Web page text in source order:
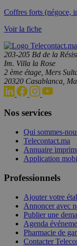
Coffres forts (négoce,
Voir la fiche
203-205 Bd de la
Im. Villa la Rose
2 ème étage, Mers
20320 Casablanca,
Nos services
Qui sommes-
Telecontact.ma
Annuaire
Application
Professionnels
Ajouter votre
Annoncer avec
Publier une
Agenda
Pharmacie de
Contacter